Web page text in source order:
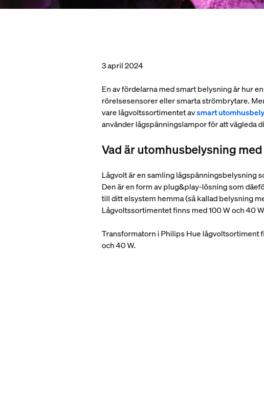
3 april 2024
En av fördelarna med smart belysning är hur
rörelsesensorer eller smarta strömbrytare.
vare lågvoltssortimentet avsmart
använder lågspänningslampor för att vägleda
Vad är utomhusbelysning
Lågvolt är en samling lågspänningsbelysning
Den är en form av plug&play-lösning som
till ditt elsystem hemma (så kallad belysning
Lågvoltssortimentet finns med 100 W och 40
Transformatorn i Philips Hue lågvoltsortiment
och 40 W.